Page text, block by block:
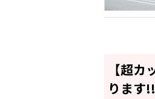
【超
ります!!